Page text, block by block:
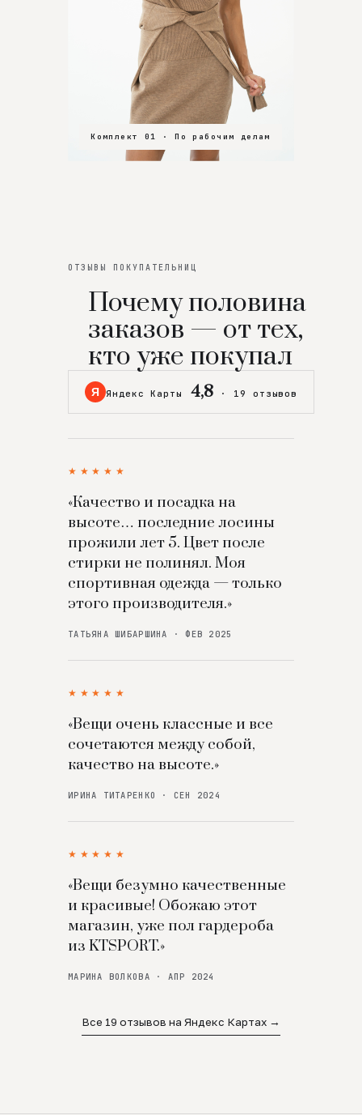
Комплект 01 · По рабочим делам
Комплект 02 · В зал
Комплект 03 · На особенный вечер
ОТЗЫВЫ ПОКУПАТЕЛЬНИЦ
Почему половина
заказов — от тех,
кто уже покупал
Я Яндекс Карты 4,8 · 19 отзывов
★★★★★
«Качество и посадка на
высоте… последние лосины
прожили лет 5. Цвет после
стирки не полинял. Моя
спортивная одежда — только
этого производителя.»
ТАТЬЯНА ШИБАРШИНА · ФЕВ 2025
★★★★★
«Вещи очень классные и все
сочетаются между собой,
качество на высоте.»
ИРИНА ТИТАРЕНКО · СЕН 2024
★★★★★
«Вещи безумно качественные
и красивые! Обожаю этот
магазин, уже пол гардероба
из KTSPORT.»
МАРИНА ВОЛКОВА · АПР 2024
Все 19 отзывов на Яндекс Картах →